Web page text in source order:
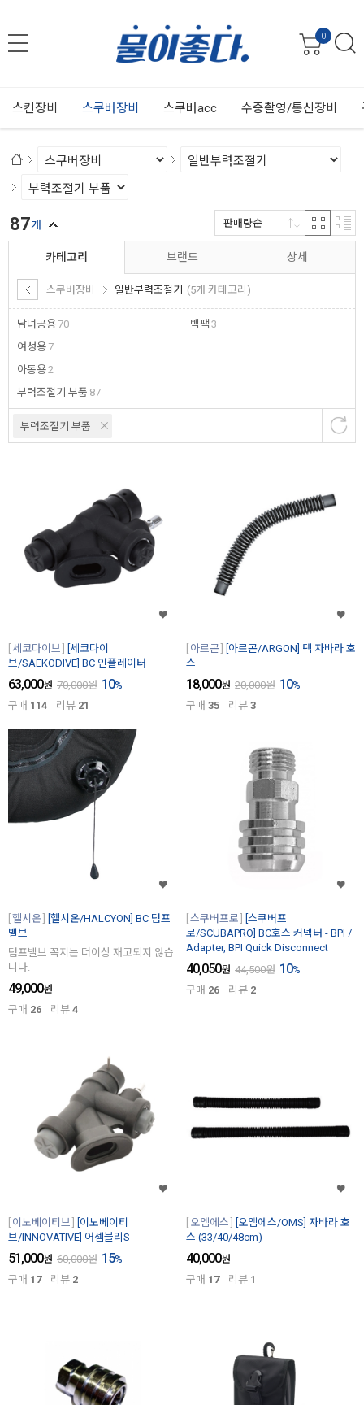
0
스킨장비 스쿠버장비 스쿠버acc 수중촬영/통신장비
카테고리
스쿠버장비 일반부력조절기 (5개 카테고리)
남녀공용 70
여성용 7
아동용2
부력조절기 부품 87
백팩 3
브랜드 상세
부력조절기 부품
87개 판매량순
세코다이브
[세코다이
브/SAEKODIVE] BC 인플레이터
63,000원 70,000원 10%
구매 114 리뷰 21
아르곤
[아르곤/ARGON] 텍 자바라 호
스
18,000원 20,000원 10%
구매 35 리뷰 3
헬시온
[헬시온/HALCYON] BC 덤프
밸브
덤프밸브 꼭지는 더이상 재고되지 않습
니다.
49,000원
구매 26 리뷰 4
스쿠버프로
[스쿠버프
로/SCUBAPRO] BC호스 커넥터 - BPI /
Adapter, BPI Quick Disconnect
40,050원 44,500원 10%
구매 26 리뷰 2
이노베이티브
[이노베이티
브/INNOVATIVE] 어셈블리S
51,000원 60,000원 15%
구매 17 리뷰 2
오엠에스
[오엠에스/OMS] 자바라 호
스 (33/40/48cm)
40,000원
구매 17 리뷰 1